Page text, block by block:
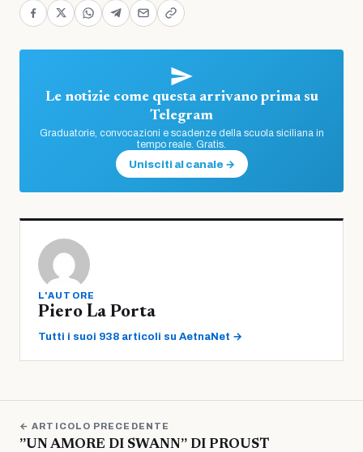
Le notizie come questa arrivano prima su
Telegram
Graduatorie, convocazioni e scadenze della scuola siciliana in
tempo reale. Gratis.
Unisciti al canale →
L'AUTORE
Piero La Porta
Tutti i suoi 938 articoli su AetnaNet →
← ARTICOLO PRECEDENTE
”UN AMORE DI SWANN” DI PROUST